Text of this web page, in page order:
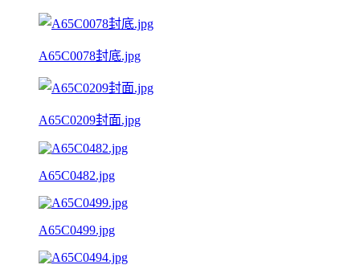
A65C0078封底.jpg
A65C0209封面.jpg
A65C0482.jpg
A65C0499.jpg